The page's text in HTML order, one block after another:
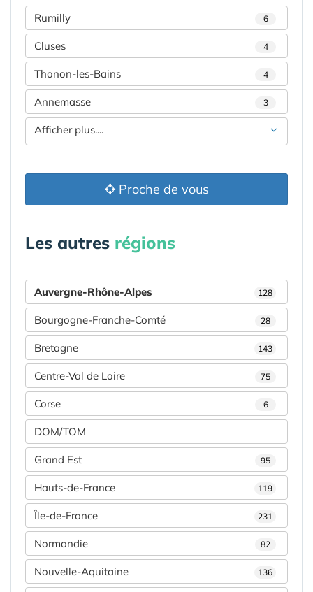
Rumilly 6
Cluses 4
Thonon-les-Bains 4
Annemasse 3
Afficher plus....
Proche de vous
Les autres régions
Auvergne-Rhône-Alpes 128
Bourgogne-Franche-Comté 28
Bretagne 143
Centre-Val de Loire 75
Corse 6
DOM/TOM
Grand Est 95
Hauts-de-France 119
Île-de-France 231
Normandie 82
Nouvelle-Aquitaine 136